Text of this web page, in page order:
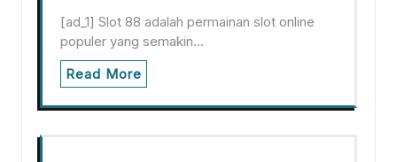
[ad_1] Slot 88 adalah permainan slot online
populer yang semakin…
Read More